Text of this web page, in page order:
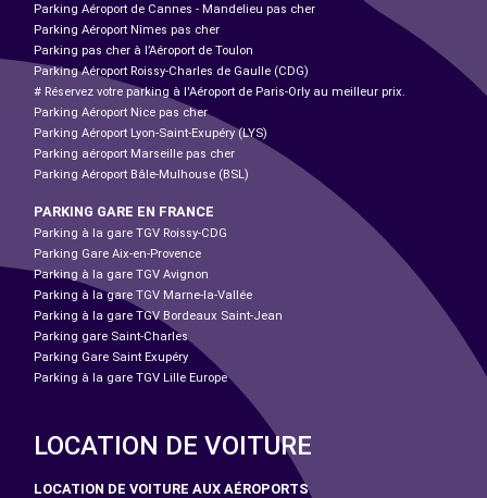
Parking Aéroport de Cannes - Mandelieu pas cher
Parking Aéroport Nîmes pas cher
Parking pas cher à l’Aéroport de Toulon
Parking Aéroport Roissy-Charles de Gaulle (CDG)
# Réservez votre parking à l'Aéroport de Paris-Orly au meilleur prix.
Parking Aéroport Nice pas cher
Parking Aéroport Lyon-Saint-Exupéry (LYS)
Parking aéroport Marseille pas cher
Parking Aéroport Bâle-Mulhouse (BSL)
PARKING GARE EN FRANCE
Parking à la gare TGV Roissy-CDG
Parking Gare Aix-en-Provence
Parking à la gare TGV Avignon
Parking à la gare TGV Marne-la-Vallée
Parking à la gare TGV Bordeaux Saint-Jean
Parking gare Saint-Charles
Parking Gare Saint Exupéry
Parking à la gare TGV Lille Europe
LOCATION DE VOITURE
LOCATION DE VOITURE AUX AÉROPORTS